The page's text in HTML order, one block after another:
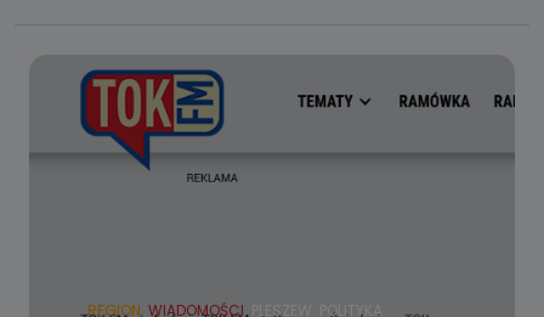
REGION WIADOMOŚCI PLESZEW POLITYKA